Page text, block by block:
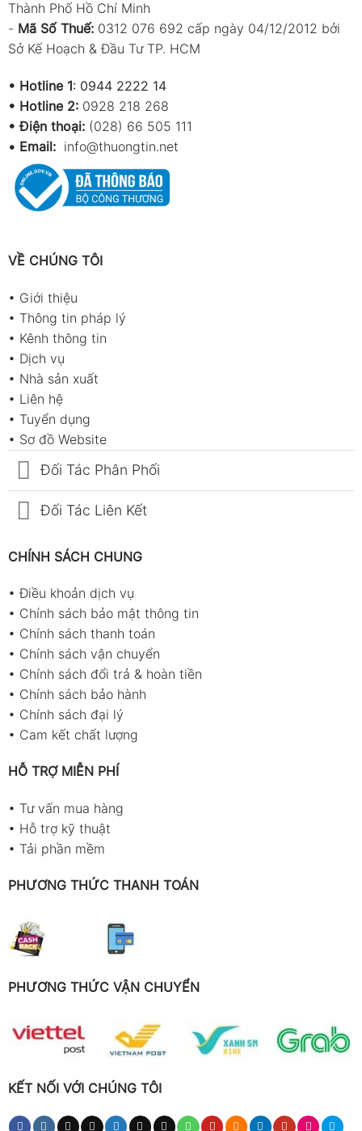
Thành Phố Hồ Chí Minh
- Mã Số Thuế: 0312 076 692 cấp ngày 04/12/2012 bởi
Sở Kế Hoạch & Đầu Tư TP. HCM
• Hotline 1: 0944 2222 14
• Hotline 2: 0928 218 268
• Điện thoại: (028) 66 505 111
• Email: info@thuongtin.net
VỀ CHÚNG TÔI
• Giới thiệu
• Thông tin pháp lý
• Kênh thông tin
• Dịch vụ
• Nhà sản xuất
• Liên hệ
• Tuyển dụng
• Sơ đồ Website
Đối Tác Phân Phối
Đối Tác Liên Kết
CHÍNH SÁCH CHUNG
•Điều khoản dịch vụ
• Chính sách bảo mật thông tin
• Chính sách thanh toán
• Chính sách vận chuyển
• Chính sách đổi trả & hoàn tiền
• Chính sách bảo hành
• Chính sách đại lý
• Cam kết chất lượng
HỖ TRỢ MIỄN PHÍ
• Tư vấn mua hàng
• Hỗ trợ kỹ thuật
• Tải phần mềm
PHƯƠNG THỨC THANH TOÁN
PHƯƠNG THỨC VẬN CHUYỂN
KẾT NỐI VỚI CHÚNG TÔI